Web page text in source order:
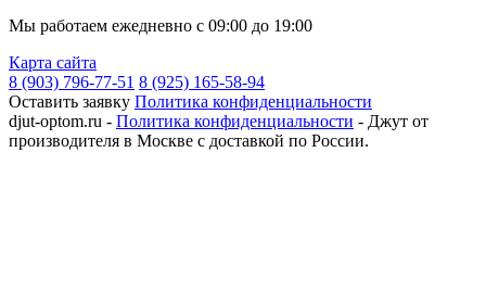
Мы работаем ежедневно с 09:00 до 19:00
Карта сайта
8 (903) 796-77-51 8 (925) 165-58-94
Оставить заявку Политика конфиденциальности
djut-optom.ru - Политика конфиденциальности - Джут от
производителя в Москве с доставкой по России.